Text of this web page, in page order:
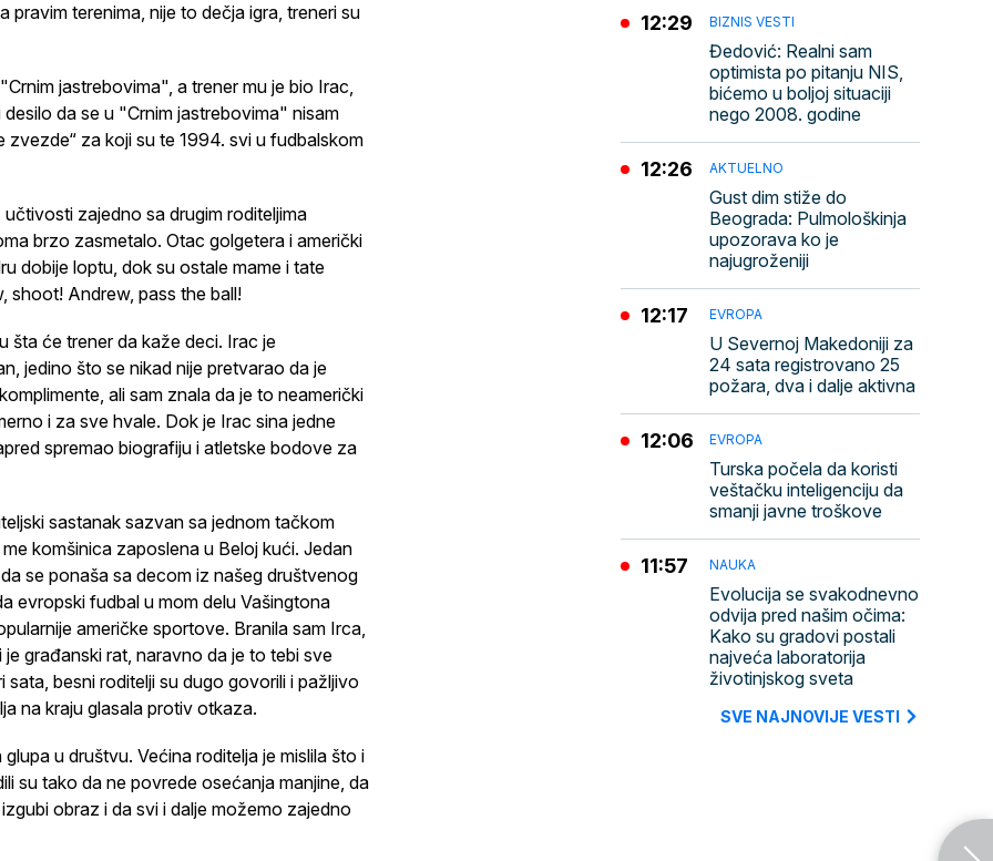
pravim terenima, nije to dečja igra, treneri su
jastrebovima", a trener mu je bio Irac,
da se u "Crnim jastrebovima" nisam
zvezde“ za koji su te 1994. svi u fudbalskom
učtivosti zajedno sa drugim roditeljima
brzo zasmetalo. Otac golgetera i američki
dobije loptu, dok su ostale mame i tate
shoot! Andrew, pass the ball!
šta će trener da kaže deci. Irac je
jedino što se nikad nije pretvarao da je
ali sam znala da je to neamerički
i za sve hvale. Dok je Irac sina jedne
spremao biografiju i atletske bodove za
sastanak sazvan sa jednom tačkom
komšinica zaposlena u Beloj kući. Jedan
se ponaša sa decom iz našeg društvenog
evropski fudbal u mom delu Vašingtona
američke sportove. Branila sam Irca,
je građanski rat, naravno da je to tebi sve
sata, besni roditelji su dugo govorili i pažljivo
na kraju glasala protiv otkaza.
glupa u društvu. Većina roditelja je mislila što i
su tako da ne povrede osećanja manjine, da
obraz i da svi i dalje možemo zajedno
BIZNIS VESTI
Đedović: Realni sam
optimista po pitanju NIS,
bićemo u boljoj situaciji
nego 2008. godine
12:29
AKTUELNO
Gust dim stiže do
Beograda: Pulmološkinja
upozorava ko je
najugroženiji
12:26
EVROPA
U Severnoj Makedoniji za
24 sata registrovano 25
požara, dva i dalje aktivna
12:17
EVROPA
Turska počela da koristi
veštačku inteligenciju da
smanji javne troškove
12:06
NAUKA
Evolucija se svakodnevno
odvija pred našim očima:
Kako su gradovi postali
najveća laboratorija
životinjskog sveta
11:57
SVE NAJNOVIJE VESTI